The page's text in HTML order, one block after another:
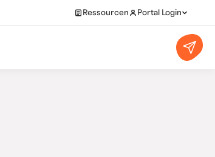
Ressourcen Portal Login